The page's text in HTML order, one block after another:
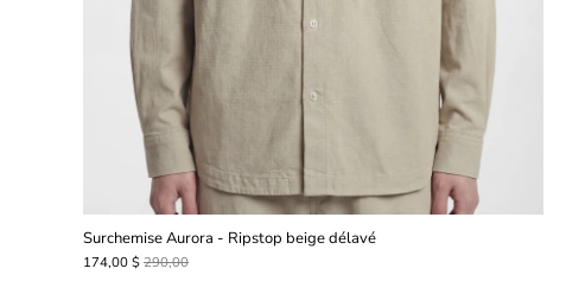
Surchemise Aurora - Ripstop beige délavé
174,00 $ 290,00